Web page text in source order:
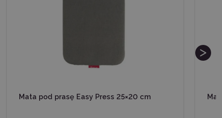
Mata pod prasę Easy Press 25×20 cm